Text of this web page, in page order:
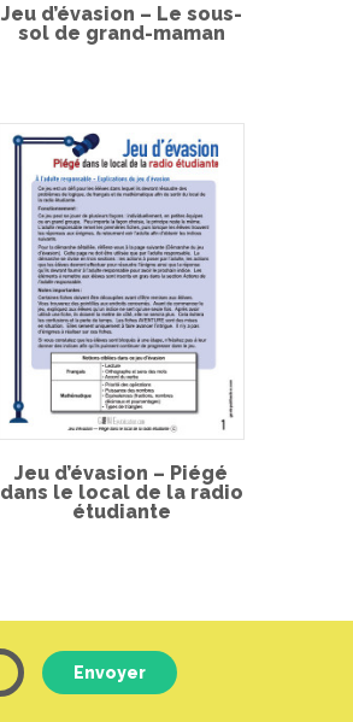
Jeu d’évasion – Le sous-
sol de grand-maman
Jeu d’évasion – Piégé
dans le local de la radio
étudiante
Envoyer